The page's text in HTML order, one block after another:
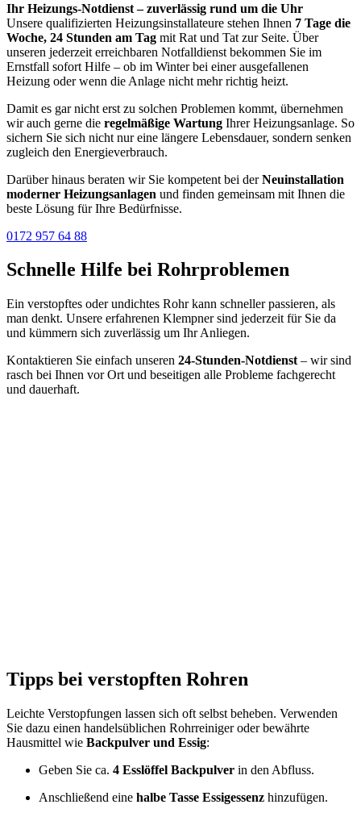
Ihr Heizungs-Notdienst – zuverlässig rund um die Uhr
Unsere qualifizierten Heizungsinstallateure stehen Ihnen 7 Tage die
Woche, 24 Stunden am Tag mit Rat und Tat zur Seite. Über
unseren jederzeit erreichbaren Notfalldienst bekommen Sie im
Ernstfall sofort Hilfe – ob im Winter bei einer ausgefallenen
Heizung oder wenn die Anlage nicht mehr richtig heizt.
Damit es gar nicht erst zu solchen Problemen kommt, übernehmen
wir auch gerne die regelmäßige Wartung Ihrer Heizungsanlage. So
sichern Sie sich nicht nur eine längere Lebensdauer, sondern senken
zugleich den Energieverbrauch.
Darüber hinaus beraten wir Sie kompetent bei derNeuinstallation
moderner Heizungsanlagen und finden gemeinsam mit Ihnen die
beste Lösung für Ihre Bedürfnisse.
0172 957 64 88
Schnelle Hilfe bei Rohrproblemen
Ein verstopftes oder undichtes Rohr kann schneller passieren, als
man denkt. Unsere erfahrenen Klempner sind jederzeit für Sie da
und kümmern sich zuverlässig um Ihr Anliegen.
Kontaktieren Sie einfach unseren 24-Stunden-Notdienst – wir sind
rasch bei Ihnen vor Ort und beseitigen alle Probleme fachgerecht
und dauerhaft.
Tipps bei verstopften Rohren
Leichte Verstopfungen lassen sich oft selbst beheben. Verwenden
Sie dazu einen handelsüblichen Rohrreiniger oder bewährte
Hausmittel wie Backpulver und Essig:
Geben Sie ca. 4 Esslöffel Backpulver in den Abfluss.
Anschließend eine halbe Tasse Essigessenz hinzufügen.